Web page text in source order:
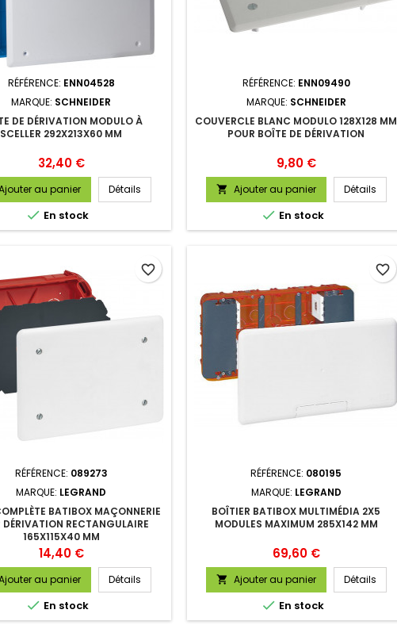
RÉFÉRENCE: ENN04528
MARQUE: SCHNEIDER
DE DÉRIVATION MODULO À
SCELLER 292X213X60 MM
Prix
32,40 €
au panier Détails
 En stock
RÉFÉRENCE: ENN09490
MARQUE: SCHNEIDER
COUVERCLE BLANC MODULO 128X128 MM
POUR BOÎTE DE DÉRIVATION
Prix
9,80 €
 Ajouter au panier Détails
 En stock
RÉFÉRENCE: 089273
MARQUE: LEGRAND
BATIBOX MAÇONNERIE
DÉRIVATION RECTANGULAIRE
165X115X40 MM
Prix
14,40 €
au panier Détails
 En stock
favorite_border
RÉFÉRENCE: 080195
MARQUE: LEGRAND
BOÎTIER BATIBOX MULTIMÉDIA 2X5
MODULES MAXIMUM 285X142 MM
Prix
69,60 €
 Ajouter au panier Détails
 En stock
favorite_border